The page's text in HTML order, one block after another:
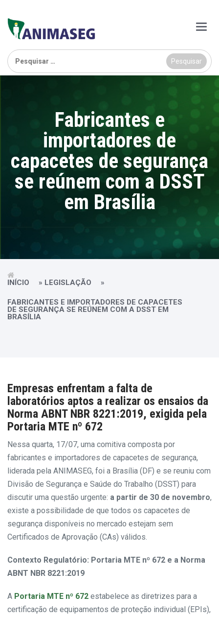
Main
Menu
Pesquisar
por:
Fabricantes e
importadores de
capacetes de segurança
se reúnem com a DSST
em Brasília
INÍCIO » LEGISLAÇÃO »
FABRICANTES E IMPORTADORES DE CAPACETES
DE SEGURANÇA SE REÚNEM COM A DSST EM
BRASÍLIA
Empresas enfrentam a falta de
laboratórios aptos a realizar os ensaios da
Norma ABNT NBR 8221:2019, exigida pela
Portaria MTE nº 672
Nessa quarta, 17/07, uma comitiva composta por
fabricantes e importadores de capacetes de segurança,
liderada pela ANIMASEG, foi a Brasília (DF) e se reuniu com
Divisão de Segurança e Saúde do Trabalho (DSST) para
discutir uma questão urgente: a partir de 30 de novembro,
existe a possibilidade de que todos os capacetes de
segurança disponíveis no mercado estejam sem
Certificados de Aprovação (CAs) válidos.
Contexto Regulatório: Portaria MTE nº 672 e a Norma
ABNT NBR 8221:2019
A Portaria MTE nº 672 estabelece as diretrizes para a
certificação de equipamentos de proteção individual (EPIs),